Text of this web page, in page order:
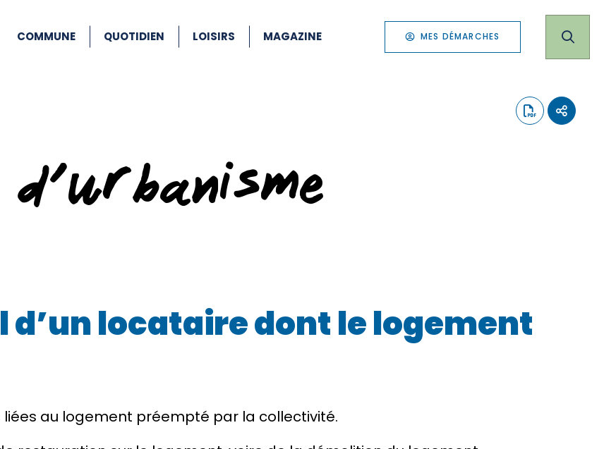
COMMUNE QUOTIDIEN LOISIRS MAGAZINE MES DÉMARCHES
d’un locataire dont le logement
au logement préempté par la collectivité.